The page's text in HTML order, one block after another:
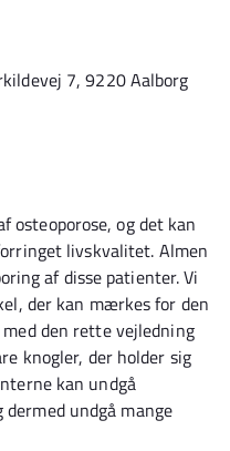
7, 9220 Aalborg
osteoporose, og det kan
livskvalitet. Almen
af disse patienter. Vi
der kan mærkes for den
den rette vejledning
knogler, der holder sig
kan undgå
undgå mange